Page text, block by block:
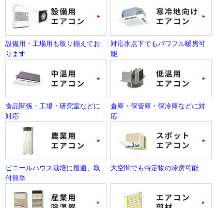
設備用・工場用も取り揃えてお
ります
対応氷点下でもパワフル暖房可
能
食品関係・工場・研究室などに
対応
倉庫・保管庫・保冷庫などに対
応
ビニールハウス栽培に最適、取
付簡単
大空間でも特定物の冷房可能